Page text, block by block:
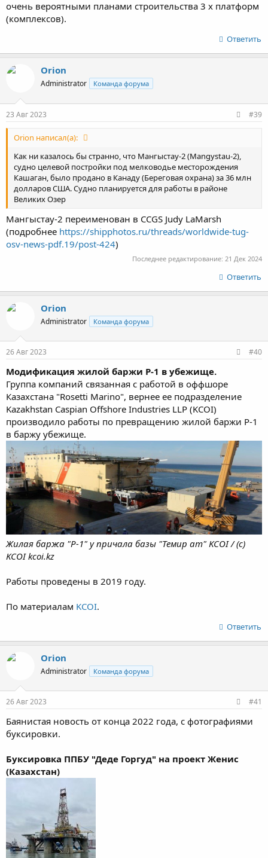
очень вероятными планами строительства 3 х платформ
(комплексов).
Ответить
Orion
Administrator Команда форума
23 Авг 2023 #39
Orion написал(а):
Как ни казалось бы странно, что Мангыстау-2 (Mangystau-2),
судно целевой постройки под мелководье месторождения
Кашаган, было продано в Канаду (Береговая охрана) за 36 млн
долларов США. Судно планируется для работы в районе
Великих Озер
Мангыстау-2 переименован в CCGS Judy LaMarsh
(подробнее https://shipphotos.ru/threads/worldwide-tug-
osv-news-pdf.19/post-424)
Последнее редактирование: 21 Дек 2024
Ответить
Orion
Administrator Команда форума
26 Авг 2023 #40
Модификация жилой баржи P-1 в убежище.
Группа компаний связанная с работой в оффшоре
Казахстана "Rosetti Marino", вернее ее подразделение
Kazakhstan Caspian Offshore Industries LLP (KCOI)
производило работы по превращению жилой баржи P-1
в баржу убежище.
Жилая баржа "P-1" у причала базы "Темир ат" KCOI / (c)
KCOI kcoi.kz
Работы проведены в 2019 году.
По материалам KCOI.
Ответить
Orion
Administrator Команда форума
26 Авг 2023 #41
Баянистая новость от конца 2022 года, с фотографиями
буксировки.
Буксировка ППБУ "Деде Горгуд" на проект Женис
(Казахстан)